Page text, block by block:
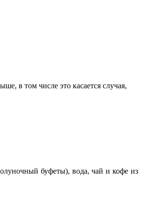
в том числе это касается случая,
буфеты), вода, чай и кофе из